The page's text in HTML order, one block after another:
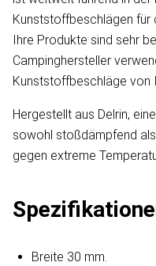
Kunststoffbeschlägen für
Ihre Produkte sind sehr
Campinghersteller
Kunststoffbeschläge von
Hergestellt aus Delrin,
sowohl stoßdämpfend
gegen extreme
Breite 30 mm.